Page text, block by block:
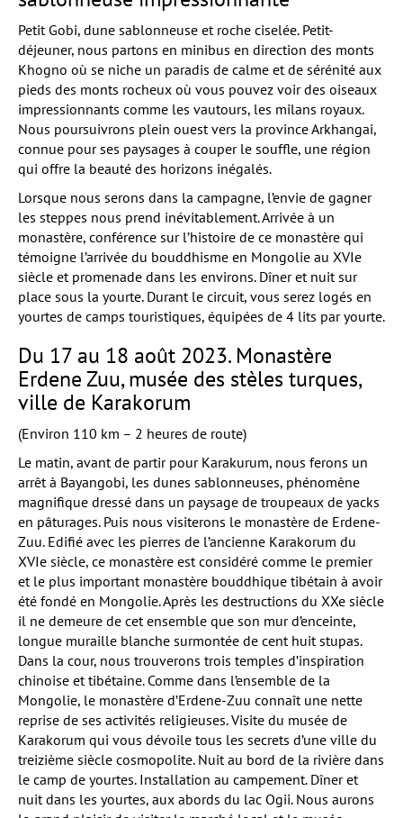
Petit Gobi, dune sablonneuse et roche ciselée. Petit-
déjeuner, nous partons en minibus en direction des monts
Khogno où se niche un paradis de calme et de sérénité aux
pieds des monts rocheux où vous pouvez voir des oiseaux
impressionnants comme les vautours, les milans royaux.
Nous poursuivrons plein ouest vers la province Arkhangai,
connue pour ses paysages à couper le souffle, une région
qui offre la beauté des horizons inégalés.
Lorsque nous serons dans la campagne, l’envie de gagner
les steppes nous prend inévitablement. Arrivée à un
monastère, conférence sur l’histoire de ce monastère qui
témoigne l’arrivée du bouddhisme en Mongolie au XVIe
siècle et promenade dans les environs. Dîner et nuit sur
place sous la yourte. Durant le circuit, vous serez logés en
yourtes de camps touristiques, équipées de 4 lits par yourte.
Du 17 au 18 août 2023. Monastère
Erdene Zuu, musée des stèles turques,
ville de Karakorum
(Environ 110 km – 2 heures de route)
Le matin, avant de partir pour Karakurum, nous ferons un
arrêt à Bayangobi, les dunes sablonneuses, phénomène
magnifique dressé dans un paysage de troupeaux de yacks
en pâturages. Puis nous visiterons le monastère de Erdene-
Zuu. Edifié avec les pierres de l’ancienne Karakorum du
XVIe siècle, ce monastère est considéré comme le premier
et le plus important monastère bouddhique tibétain à avoir
été fondé en Mongolie. Après les destructions du XXe siècle
il ne demeure de cet ensemble que son mur d’enceinte,
longue muraille blanche surmontée de cent huit stupas.
Dans la cour, nous trouverons trois temples d’inspiration
chinoise et tibétaine. Comme dans l’ensemble de la
Mongolie, le monastère d’Erdene-Zuu connaît une nette
reprise de ses activités religieuses. Visite du musée de
Karakorum qui vous dévoile tous les secrets d’une ville du
treizième siècle cosmopolite. Nuit au bord de la rivière dans
le camp de yourtes. Installation au campement. Dîner et
nuit dans les yourtes, aux abords du lac Ogii. Nous aurons